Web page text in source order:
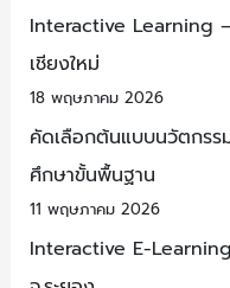
Interactive Learning
เชียงใหม่
18 พฤษภาคม 2026
คัดเลือกต้นแบบนวัตกรร
ศึกษาขั้นพื้นฐาน
11 พฤษภาคม 2026
Interactive E-